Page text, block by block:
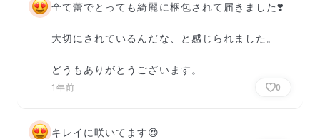
全て蕾でとっても綺麗に梱包されて届きました❣️
大切にされているんだな、と感じられました。
どうもありがとうございます。
1年前 0
キレイに咲いてます😍